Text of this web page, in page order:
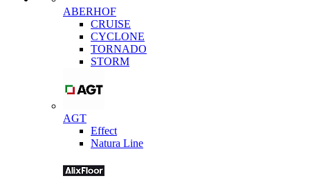
ABERHOF
CRUISE
CYCLONE
TORNADO
STORM
AGT
Effect
Natura Line